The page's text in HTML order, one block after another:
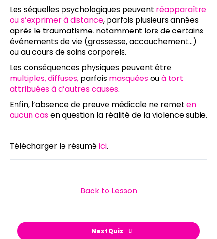
Les séquelles psychologiques peuvent réapparaître
ou s’exprimer à distance, parfois plusieurs années
après le traumatisme, notamment lors de certains
événements de vie (grossesse, accouchement…)
ou au cours de soins corporels.
Les conséquences physiques peuvent être
multiples, diffuses, parfois masquéesouà tort
attribuées à d’autres causes.
Enfin, l’absence de preuve médicale ne remet en
aucun casen question la réalité de la violence subie.
Télécharger le résuméici.
Back to Lesson
Next Quiz